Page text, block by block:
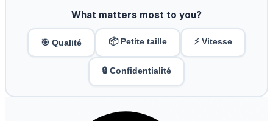
What matters most to you?
🎯 Qualité 📦 Petite taille ⚡ Vitesse
🔒 Confidentialité